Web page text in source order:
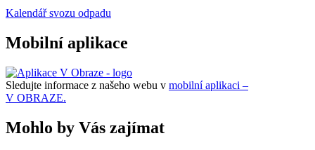
Kalendář svozu odpadu
Mobilní aplikace
Sledujte informace z našeho webu v mobilní aplikaci –
V OBRAZE.
Mohlo by Vás zajímat